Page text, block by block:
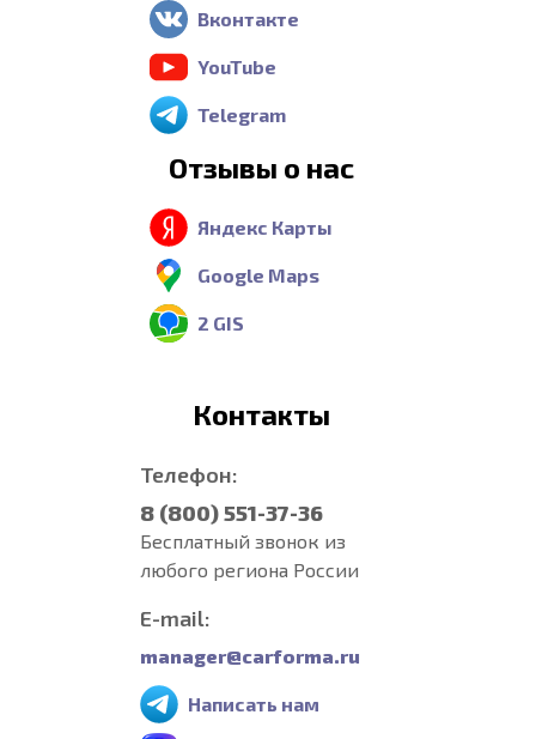
Вконтакте
YouTube
Telegram
Отзывы о нас
Яндекс Карты
Google Maps
2 GIS
Контакты
Телефон:
8 (800) 551-37-36
Бесплатный звонок из
любого региона России
E-mail:
manager@carforma.ru
Написать нам